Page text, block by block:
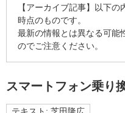
【アーカイブ記事】以下の
時点のものです。
最新の情報とは異なる可能
のでご注意ください。
スマートフォン乗り